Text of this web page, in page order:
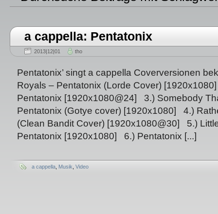
a cappella: Pentatonix
2013|12|01 tho
Pentatonix’ singt a cappella Coverversionen
Royals – Pentatonix (Lorde Cover)
Pentatonix [1920x1080@24] 3.) Somebody
Pentatonix (Gotye cover) [1920x1080] 4.)
(Clean Bandit Cover) [1920x1080@30] 5.)
Pentatonix [1920x1080] 6.) Pentatonix [...]
a cappella Musik Video